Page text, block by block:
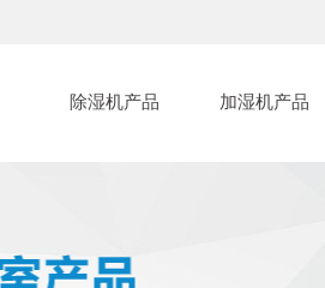
除湿机产品 加湿机产品